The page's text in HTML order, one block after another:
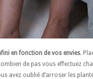
en fonction de vos envies.
de pas vous effectuez
avez oublié d’arroser les